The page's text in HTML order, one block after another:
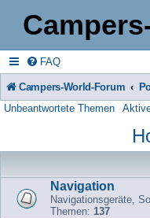
FAQ
Campers-World-Forum
Unbeantwortete Themen
Navigation
Navigationsgeräte,
Themen: 137